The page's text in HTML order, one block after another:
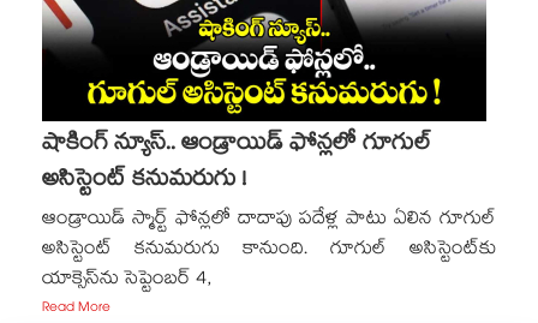
షాకింగ్ న్యూస్.. ఆండ్రాయిడ్ ఫోన్లలో గూగుల్
అసిస్టెంట్ కనుమరుగు !
ఆండ్రాయిడ్‌ స్మార్ట్ ఫోన్లలో దాదాపు పదేళ్ల పాటు ఏలిన గూగుల్
అసిస్టెంట్ కనుమరుగు కానుంది. గూగుల్ అసిస్టెంట్‌కు
యాక్సెస్‌ను సెప్టెంబర్ 4,
Read More